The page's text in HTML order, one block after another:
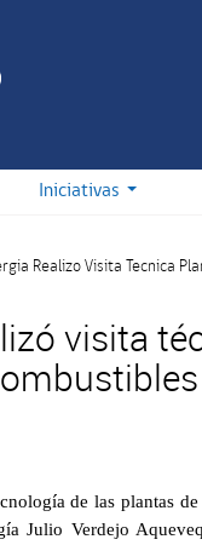
Iniciativas
Realizo Visita Tecnica
visita
de las plantas
Julio Verdejo